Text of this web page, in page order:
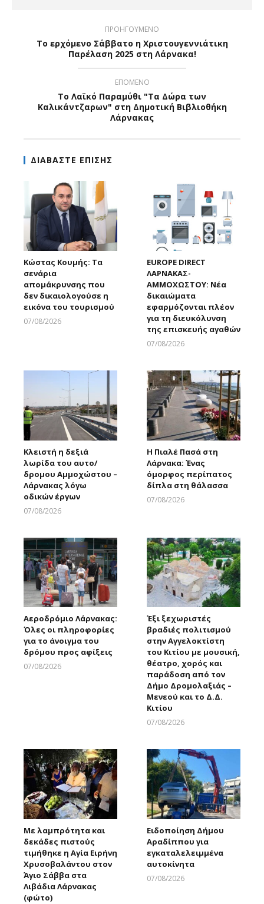
ΠΡΟΗΓΟΥΜΕΝΟ
To ερχόμενο Σάββατο η Χριστουγεννιάτικη
Παρέλαση 2025 στη Λάρνακα!
ΕΠΟΜΕΝΟ
To Λαϊκό Παραμύθι "Τα Δώρα των
Καλικάντζαρων" στη Δημοτική Βιβλιοθήκη
Λάρνακας
ΔΙΑΒΑΣΤΕ ΕΠΙΣΗΣ
Κώστας Κουμής: Τα
σενάρια
απομάκρυνσης που
δεν δικαιολογούσε η
εικόνα του τουρισμού
07/08/2026
EUROPE DIRECT
ΛΑΡΝΑΚΑΣ-
ΑΜΜΟΧΩΣΤΟΥ: Νέα
δικαιώματα
εφαρμόζονται πλέον
για τη διευκόλυνση
της επισκευής αγαθών
07/08/2026
Κλειστή η δεξιά
λωρίδα του αυτο/
δρομου Αμμοχώστου –
Λάρνακας λόγω
οδικών έργων
07/08/2026
Η Πιαλέ Πασά στη
Λάρνακα: Ένας
όμορφος περίπατος
δίπλα στη θάλασσα
07/08/2026
Αεροδρόμιο Λάρνακας:
Όλες οι πληροφορίες
για το άνοιγμα του
δρόμου προς αφίξεις
07/08/2026
Έξι ξεχωριστές
βραδιές πολιτισμού
στην Αγγελοκτίστη
του Κιτίου με μουσική,
θέατρο, χορός και
παράδοση από τον
Δήμο Δρομολαξιάς –
Μενεού και το Δ.Δ.
Κιτίου
07/08/2026
Με λαμπρότητα και
δεκάδες πιστούς
τιμήθηκε η Αγία Ειρήνη
Χρυσοβαλάντου στον
Άγιο Σάββα στα
Λιβάδια Λάρνακας
(φώτο)
Ειδοποίηση Δήμου
Αραδίππου για
εγκαταλελειμμένα
αυτοκίνητα
07/08/2026